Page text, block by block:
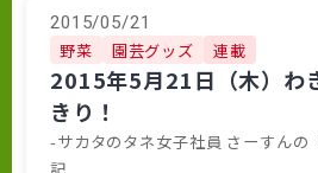
2015/05/21
野菜 園芸グッズ 連載
2015年5月21日（木）わ
きり！
-サカタのタネ女子社員 さーすんの